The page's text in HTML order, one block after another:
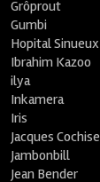
Grôprout
Gumbi
Hopital Sinueux
Ibrahim Kazoo
ilya
Inkamera
Iris
Jacques Cochise
Jambonbill
Jean Bender